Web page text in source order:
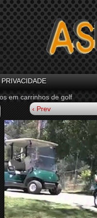
em carrinhos de golf
‹ Prev